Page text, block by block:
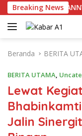
Langsung
ke
konten
Breaking News
KENYAMANANNYA”
Beranda BERITA
BERITA UTAMA,
Lewat
Jalin